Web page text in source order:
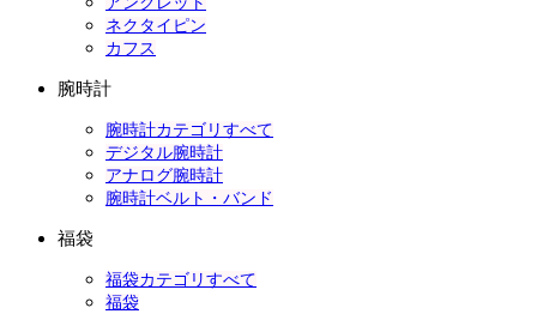
ネクタイピン
カフス
腕時計
腕時計カテゴリすべて
デジタル腕時計
アナログ腕時計
腕時計ベルト・バンド
福袋
福袋カテゴリすべて
福袋